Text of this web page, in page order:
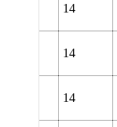
14
14
14